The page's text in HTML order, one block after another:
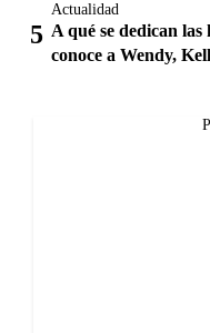
Actualidad
A qué se dedican
conoce a Wendy,